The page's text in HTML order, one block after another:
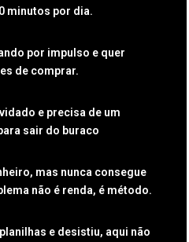
minutos por dia.
por impulso e quer
de comprar.
e precisa de um
sair do buraco
mas nunca consegue
não é renda, é método.
e desistiu, aqui não